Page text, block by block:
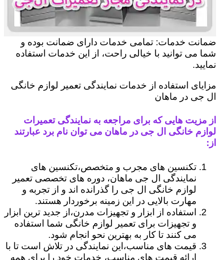
ضمانت خدمات: تمامی خدمات دارای ضمانت بوده و
شما می توانید با خیالی راحت، از این خدمات استفاده
نمایید.
مزایای استفاده از خدمات نمایندگی تعمیر لوازم خانگی
ال جی در ماهان
از مزیت هایی که برای مراجعه به نمایندگی تعمیرات
لوازم خانگی ال جی در ماهان می توان نام برد عبارتند
از:
تکنسین های مجرب و متخصص،تکنسین های
نمایندگی ال جی ماهان، دوره های تخصصی تعمیر
لوازم خانگی ال جی را گذرانده اند و از تجربه و
مهارت بالایی در این زمینه برخوردار هستند.
استفاده از ابزار و تجهیزات مدرن،از جدید ترین ابزار
و تجهیزات برای تعمیر لوازم خانگی شما استفاده
می کنند تا کار به بهترین نحو انجام شود.
قیمت های مناسب،این نمایندگی در تلاش است تا با
ارائه قیمت های مناسب، خدمات خود را برای همه